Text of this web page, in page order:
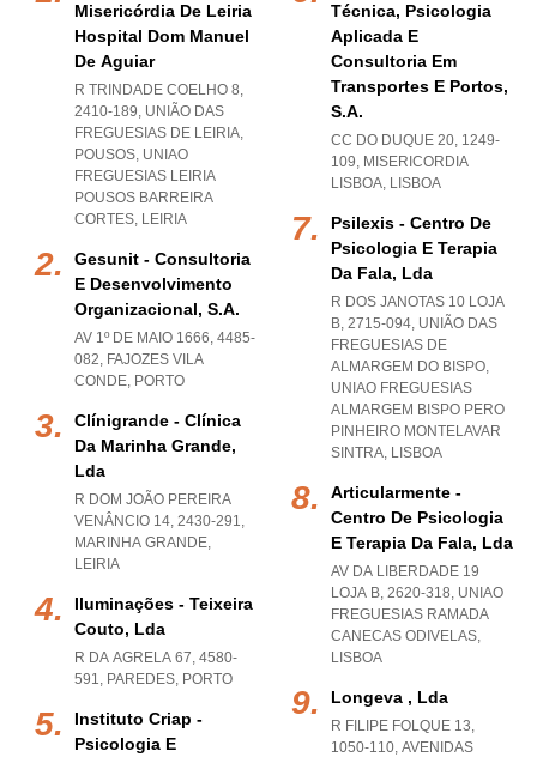
Misericórdia De Leiria
Hospital Dom Manuel
De Aguiar
R TRINDADE COELHO 8,
2410-189, UNIÃO DAS
FREGUESIAS DE LEIRIA,
POUSOS, UNIAO
FREGUESIAS LEIRIA
POUSOS BARREIRA
CORTES, LEIRIA
Gesunit - Consultoria
E Desenvolvimento
Organizacional, S.a.
AV 1º DE MAIO 1666, 4485-
082, FAJOZES VILA
CONDE, PORTO
Clínigrande - Clínica
Da Marinha Grande,
Lda
R DOM JOÃO PEREIRA
VENÂNCIO 14, 2430-291,
MARINHA GRANDE,
LEIRIA
Iluminações - Teixeira
Couto, Lda
R DA AGRELA 67, 4580-
591, PAREDES, PORTO
Instituto Criap -
Psicologia E
Técnica, Psicologia
Aplicada E
Consultoria Em
Transportes E Portos,
S.a.
CC DO DUQUE 20, 1249-
109, MISERICORDIA
LISBOA, LISBOA
Psilexis - Centro De
Psicologia E Terapia
Da Fala, Lda
R DOS JANOTAS 10 LOJA
B, 2715-094, UNIÃO DAS
FREGUESIAS DE
ALMARGEM DO BISPO,
UNIAO FREGUESIAS
ALMARGEM BISPO PERO
PINHEIRO MONTELAVAR
SINTRA, LISBOA
Articularmente -
Centro De Psicologia
E Terapia Da Fala, Lda
AV DA LIBERDADE 19
LOJA B, 2620-318, UNIAO
FREGUESIAS RAMADA
CANECAS ODIVELAS,
LISBOA
Longeva , Lda
R FILIPE FOLQUE 13,
1050-110, AVENIDAS